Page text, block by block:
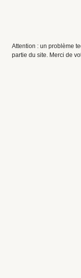
Attention : un problème
partie du site. Merci de